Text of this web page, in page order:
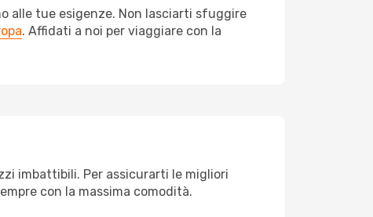
alle tue esigenze. Non lasciarti sfuggire
. Affidati a noi per viaggiare con la
imbattibili. Per assicurarti le migliori
con la massima comodità.